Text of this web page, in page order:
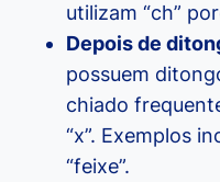
utilizam “ch”
Depois de
possuem
chiado
“x”. Exemplos
“feixe”.